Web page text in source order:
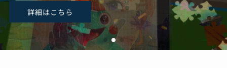
お問い合わせはこちら
詳細はこちら
詳細はこちら
お問い合わせはこちら
詳細はこちら